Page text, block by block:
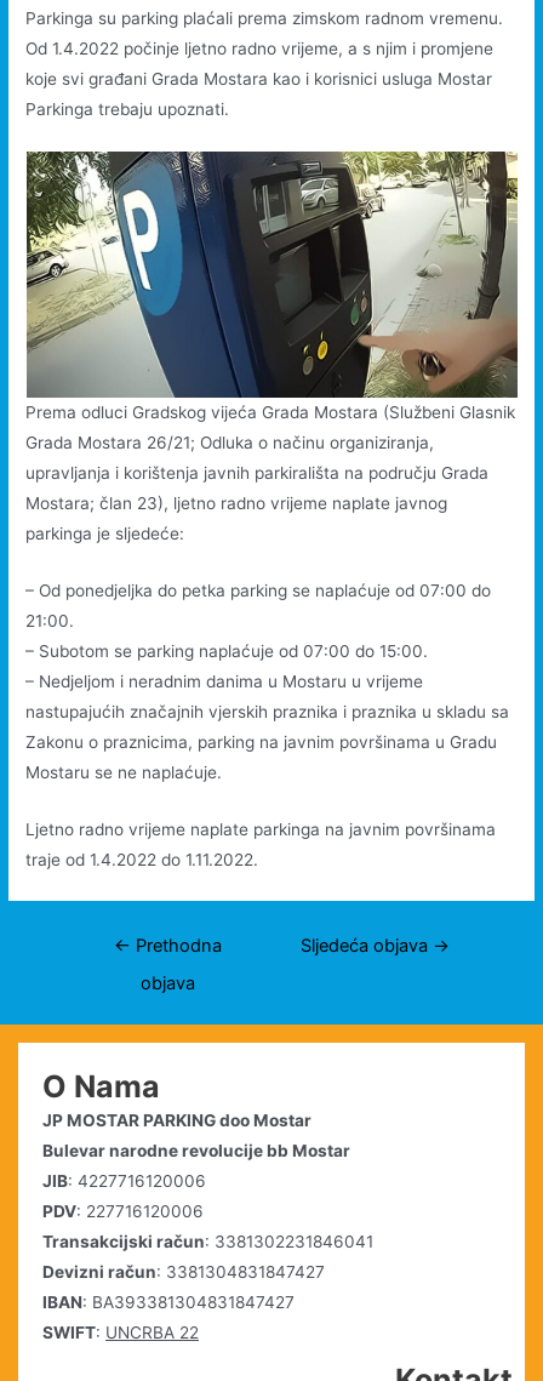
Parkinga su parking plaćali prema zimskom radnom vremenu.
Od 1.4.2022 počinje ljetno radno vrijeme, a s njim i promjene
koje svi građani Grada Mostara kao i korisnici usluga Mostar
Parkinga trebaju upoznati.
Prema odluci Gradskog vijeća Grada Mostara (Službeni Glasnik
Grada Mostara 26/21; Odluka o načinu organiziranja,
upravljanja i korištenja javnih parkirališta na području Grada
Mostara; član 23), ljetno radno vrijeme naplate javnog
parkinga je sljedeće:
– Od ponedjeljka do petka parking se naplaćuje od 07:00 do
21:00.
– Subotom se parking naplaćuje od 07:00 do 15:00.
– Nedjeljom i neradnim danima u Mostaru u vrijeme
nastupajućih značajnih vjerskih praznika i praznika u skladu sa
Zakonu o praznicima, parking na javnim površinama u Gradu
Mostaru se ne naplaćuje.
Ljetno radno vrijeme naplate parkinga na javnim površinama
traje od 1.4.2022 do 1.11.2022.
Navigacija
← Prethodna
objava
Sljedeća objava →
O Nama
JP MOSTAR PARKING doo Mostar
Bulevar narodne revolucije bb Mostar
JIB: 4227716120006
PDV: 227716120006
Transakcijski račun: 3381302231846041
Devizni račun: 3381304831847427
IBAN: BA393381304831847427
SWIFT: UNCRBA 22